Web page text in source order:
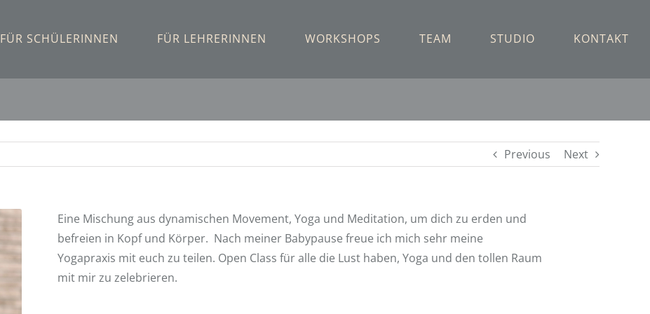
FÜR SCHÜLERINNEN FÜR LEHRERINNEN WORKSHOPS TEAM STUDIO KONTAKT
Previous Next
Eine Mischung aus dynamischen Movement, Yoga und Meditation, um dich zu erden und
befreien in Kopf und Körper. Nach meiner Babypause freue ich mich sehr meine
Yogapraxis mit euch zu teilen. Open Class für alle die Lust haben, Yoga und den tollen Raum
mit mir zu zelebrieren.